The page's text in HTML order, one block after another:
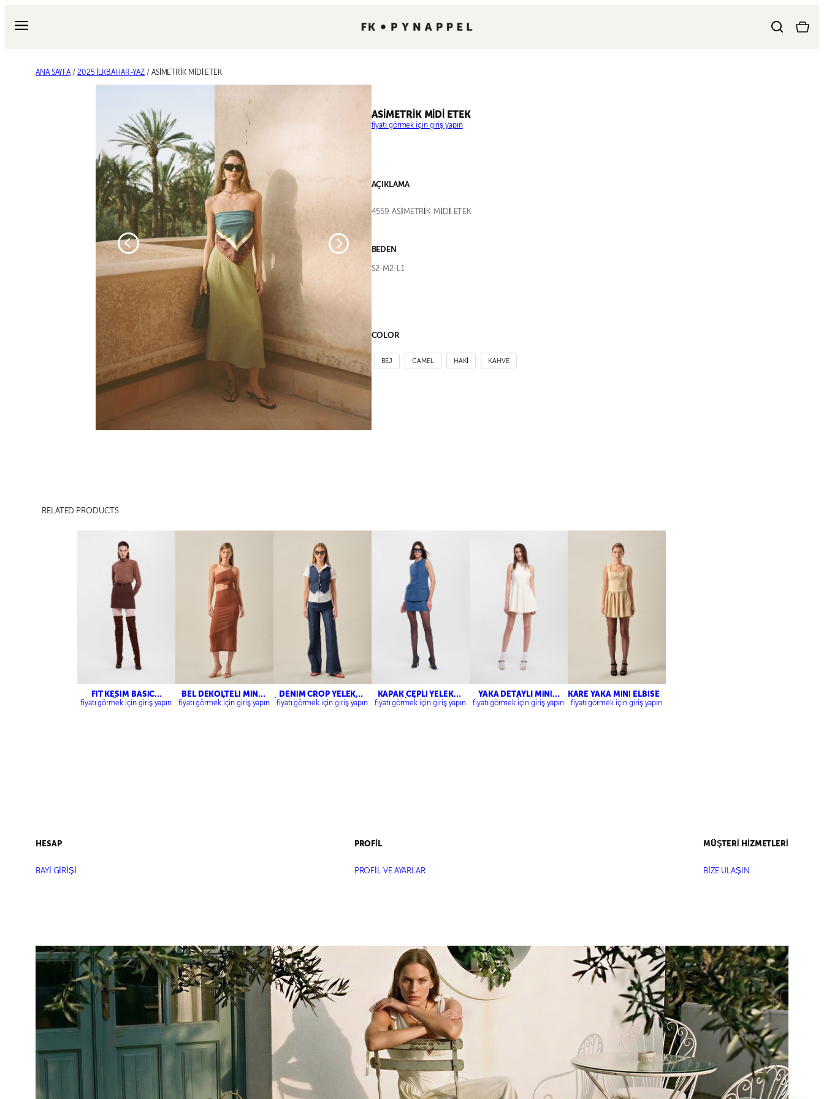
geç
ANA SAYFA / 2025 İLKBAHAR-YAZ / ASİMETRİK MİDİ ETEK
ASİMETRİK MİDİ ETEK
fiyatı görmek için giriş yapın
AÇIKLAMA
4559 ASİMETRİK MİDİ ETEK
BEDEN
S2-M2-L1
COLOR
BEJ CAMEL HAKİ KAHVE
RELATED PRODUCTS
FİT KESİM BASİC
GÖMLEK
fiyatı görmek için giriş yapın
BEL DEKOLTELİ MİNİ
ELBİSE
fiyatı görmek için giriş yapın
DENİM CROP YELEK-
İSPANYOL PAÇA DENİM
PANTOLON
fiyatı görmek için giriş yapın
KAPAK CEPLİ YELEK-
MİNİ ETEK
fiyatı görmek için giriş yapın
YAKA DETAYLI MİNİ
ELBİSE
fiyatı görmek için giriş yapın
KARE YAKA MİNİ ELBİSE
fiyatı görmek için giriş yapın
HESAP
BAYİ GİRİŞİ
PROFİL
PROFİL VE AYARLAR
MÜŞTERİ HİZMETLERİ
BİZE ULAŞIN